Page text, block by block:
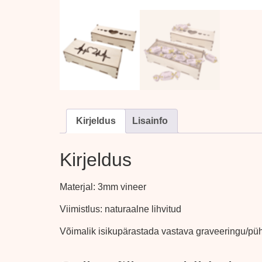
Kirjeldus Lisainfo
Kirjeldus
Materjal: 3mm vineer
Viimistlus: naturaalne lihvitud
Võimalik isikupärastada vastava graveeringu/